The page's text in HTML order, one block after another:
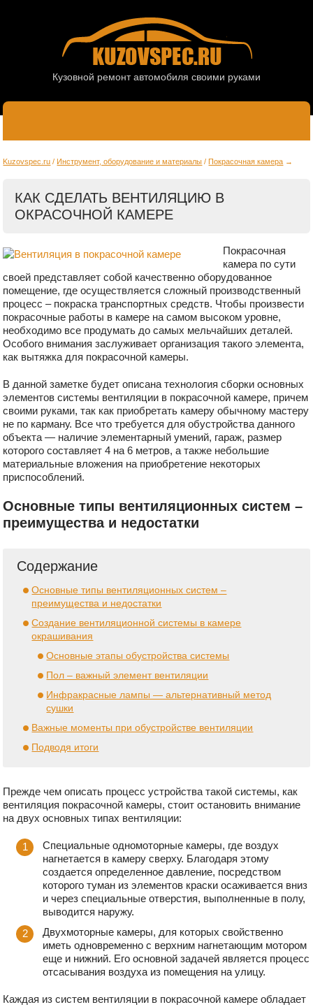
Кузовной ремонт автомобиля своими руками
Kuzovspec.ru Инструмент, оборудование и материалы Покрасочная камера
КАК СДЕЛАТЬ ВЕНТИЛЯЦИЮ В
ОКРАСОЧНОЙ КАМЕРЕ
Покрасочная
камера по сути
своей представляет собой качественно оборудованное
помещение, где осуществляется сложный производственный
процесс – покраска транспортных средств. Чтобы произвести
покрасочные работы в камере на самом высоком уровне,
необходимо все продумать до самых мельчайших деталей.
Особого внимания заслуживает организация такого элемента,
как вытяжка для покрасочной камеры.
В данной заметке будет описана технология сборки основных
элементов системы вентиляции в покрасочной камере, причем
своими руками, так как приобретать камеру обычному мастеру
не по карману. Все что требуется для обустройства данного
объекта — наличие элементарный умений, гараж, размер
которого составляет 4 на 6 метров, а также небольшие
материальные вложения на приобретение некоторых
приспособлений.
Основные типы вентиляционных систем –
преимущества и недостатки
Содержание
Основные типы вентиляционных систем –
преимущества и недостатки
Создание вентиляционной системы в камере
окрашивания
Основные этапы обустройства системы
Пол – важный элемент вентиляции
Инфракрасные лампы — альтернативный метод
сушки
Важные моменты при обустройстве вентиляции
Подводя итоги
Прежде чем описать процесс устройства такой системы, как
вентиляция покрасочной камеры, стоит остановить внимание
на двух основных типах вентиляции:
Специальные одномоторные камеры, где воздух
нагнетается в камеру сверху. Благодаря этому
создается определенное давление, посредством
которого туман из элементов краски осаживается вниз
и через специальные отверстия, выполненные в полу,
выводится наружу.
Двухмоторные камеры, для которых свойственно
иметь одновременно с верхним нагнетающим мотором
еще и нижний. Его основной задачей является процесс
отсасывания воздуха из помещения на улицу.
Каждая из систем вентиляции в покрасочной камере обладает